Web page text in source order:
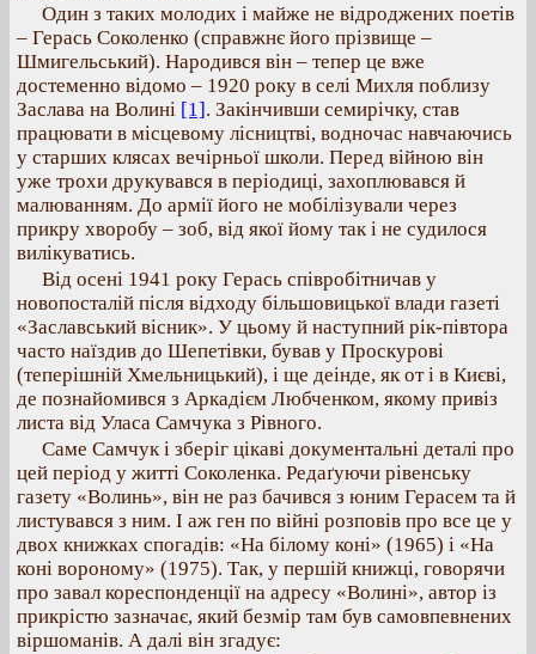
Один з таких молодих і майже не відроджених поетів
– Герась Соколенко (справжнє його прізвище –
Шмигельський). Народився він – тепер це вже
достеменно відомо – 1920 року в селі Михля поблизу
Заслава на Волині [1]. Закінчивши семирічку, став
працювати в місцевому лісництві, водночас навчаючись
у старших клясах вечірньої школи. Перед війною він
уже трохи друкувався в періодиці, захоплювався й
малюванням. До армії його не мобілізували через
прикру хворобу – зоб, від якої йому так і не судилося
вилікуватись.
Від осені 1941 року Герась співробітничав у
новопосталій після відходу більшовицької влади газеті
«Заславський вісник». У цьому й наступний рік-півтора
часто наїздив до Шепетівки, бував у Проскурові
(теперішній Хмельницький), і ще деінде, як от і в Києві,
де познайомився з Аркадієм Любченком, якому привіз
листа від Уласа Самчука з Рівного.
Саме Самчук і зберіг цікаві документальні деталі про
цей період у житті Соколенка. Редаґуючи рівенську
газету «Волинь», він не раз бачився з юним Герасем та й
листувався з ним. І аж ген по війні розповів про все це у
двох книжках спогадів: «На білому коні» (1965) і «На
коні вороному» (1975). Так, у першій книжці, говорячи
про завал кореспонденції на адресу «Волині», автор із
прикрістю зазначає, який безмір там був самовпевнених
віршоманів. А далі він згадує: